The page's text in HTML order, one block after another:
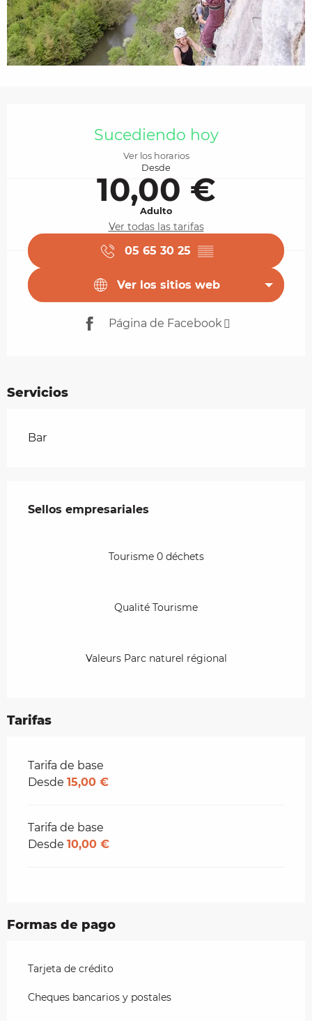
Sucediendo hoy
Ver los horarios
Desde
10,00 €
Adulto
Ver todas las tarifas
05 65 30 25 ▒▒
Ver los sitios web
Página de Facebook
Servicios
Bar
Sellos empresariales
Sellos empresariales
Tourisme 0 déchets
Qualité Tourisme
Valeurs Parc naturel régional
Tarifas
Tarifas 2026
Tarifa de base
Desde 15,00 €
Tarifa de base
Desde 10,00 €
Formas de pago
Tarjeta de crédito
Cheques bancarios y postales